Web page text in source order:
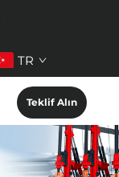
TR
Teklif Alın